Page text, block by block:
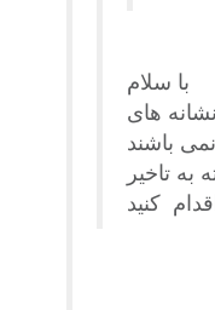
با سلام
های
تاخیر